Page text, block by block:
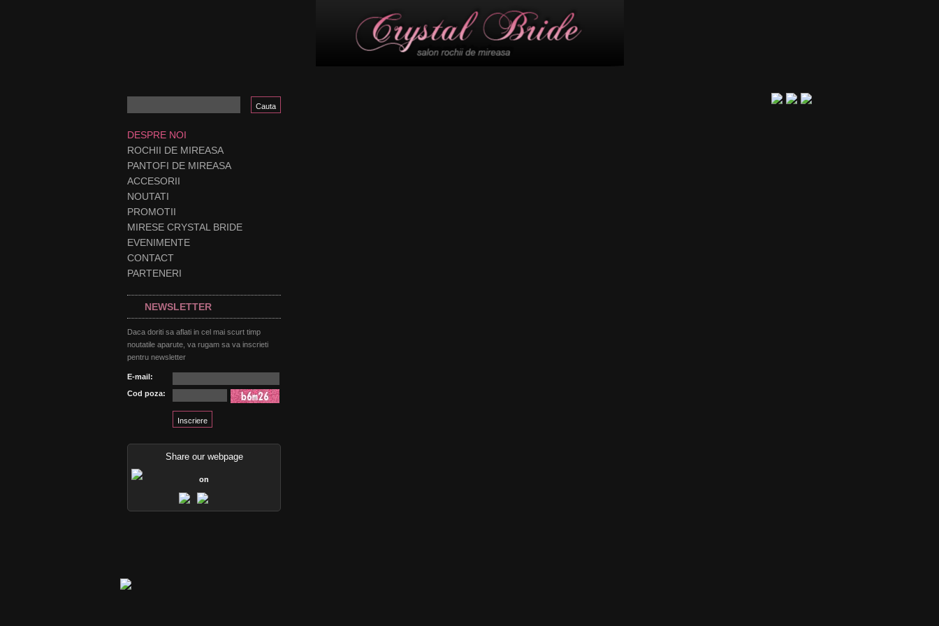
DESPRE NOI
ROCHII DE MIREASA
PANTOFI DE MIREASA
ACCESORII
NOUTATI
PROMOTII
MIRESE CRYSTAL BRIDE
EVENIMENTE
CONTACT
PARTENERI
NEWSLETTER
Daca doriti sa aflati in cel mai scurt timp
noutatile aparute, va rugam sa va inscrieti
pentru newsletter
E-mail:
Cod poza:
Share our webpage
on